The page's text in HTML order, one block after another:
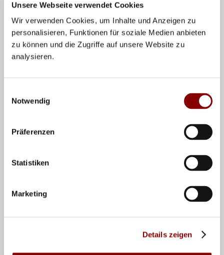
Unsere Webseite verwendet Cookies
Wir verwenden Cookies, um Inhalte und Anzeigen zu
personalisieren, Funktionen für soziale Medien anbieten
zu können und die Zugriffe auf unsere Website zu
analysieren.
Notwendig
Präferenzen
Statistiken
Marketing
Details zeigen
- Familienturnier - Beach
3 gegen 3
Familienmannschaften: mindestens 2 verwandte
Generationen müssen
Familienturnier - Halle
verkleinertes Spielfeld (6x6m), Netzhöhe: 2,35 m
(max. 6)
auf dem Feld.